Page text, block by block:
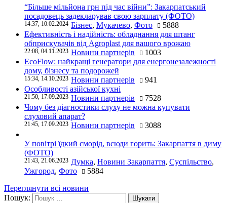
“Більше мільйона грн під час війни”: Закарпатський
посадовець задекларував свою зарплату (ФОТО)
14:37, 10.02.2024 Бізнес, Мукачево, Фото
5888
Ефективність і надійність: обладнання для штанг
обприскувачів від Agroplast для вашого врожаю
22:08, 04.11.2023 Новини партнерів
1003
EcoFlow: найкращі генератори для енергонезалежності
дому, бізнесу та подорожей
15:34, 14.10.2023 Новини партнерів
941
Особливості азійської кухні
21:50, 17.09.2023 Новини партнерів
7528
Чому без діагностики слуху не можна купувати
слуховий апарат?
21:45, 17.09.2023 Новини партнерів 3088
У повітрі їдкий сморід, всюди горить: Закарпаття в диму
(ФОТО)
21:43, 21.06.2023 Думка, Новини Закарпаття, Суспільство,
Ужгород, Фото
5884
Переглянути всі новини
Пошук: